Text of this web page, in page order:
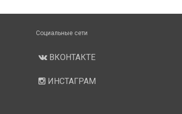
Социальные сети
ВКОНТАКТЕ
ИНСТАГРАМ